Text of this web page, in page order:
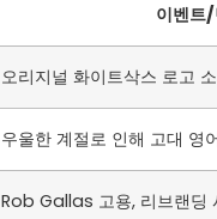
이벤트
오리지널 화이트삭스 로고
우울한 계절로 인해 고대 영
Rob Gallas 고용, 리브랜딩